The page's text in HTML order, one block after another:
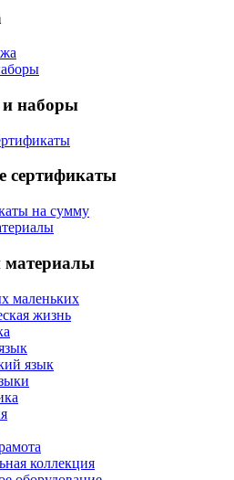
наборы
сертификаты
на сумму
материалы
маленьких
жизнь
язык
коллекция